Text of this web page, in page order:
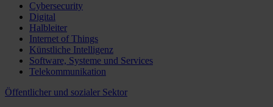
Cybersecurity
Digital
Halbleiter
Internet of Things
Künstliche Intelligenz
Software, Systeme und Services
Telekommunikation
Öffentlicher und sozialer Sektor